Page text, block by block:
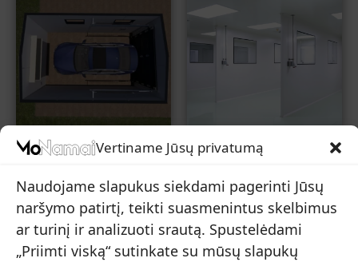
Vertiname Jūsų privatumą
Naudojame slapukus siekdami pagerinti Jūsų
naršymo patirtį, teikti suasmenintus skelbimus
ar turinį ir analizuoti srautą. Spustelėdami
„Priimti viską“ sutinkate su mūsų slapukų
Moduliniai Garažai Modulinės Patalpos